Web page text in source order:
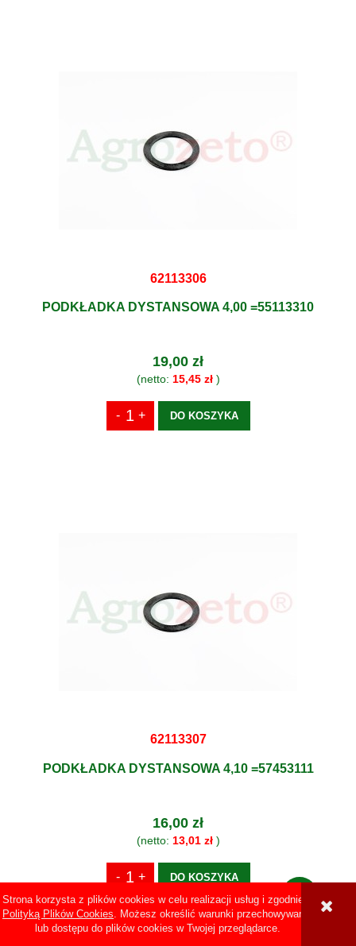
Strona korzysta z plików cookies w celu realizacji usług i zgodnie z
Polityką Plików Cookies. Możesz określić warunki przechowywania
lub dostępu do plików cookies w Twojej przeglądarce.
62113306
PODKŁADKA DYSTANSOWA 4,00 =55113310
19,00 zł
(netto: 15,45 zł)
DO KOSZYKA
62113307
PODKŁADKA DYSTANSOWA 4,10 =57453111
16,00 zł
(netto: 13,01 zł)
DO KOSZYKA